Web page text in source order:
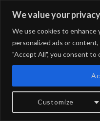
We value your privacy
We use cookies to enhance
personalized ads or
"Accept All", you consent to
Customize
KovalskisJonas